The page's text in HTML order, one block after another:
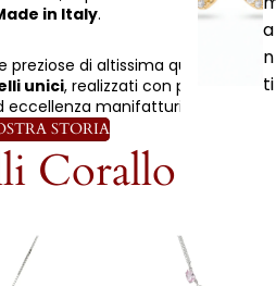
a
n
ti
in Italy.
preziose di altissima qualità
unici, realizzati con passione,
manifatturiera.
STORIA
Corallo